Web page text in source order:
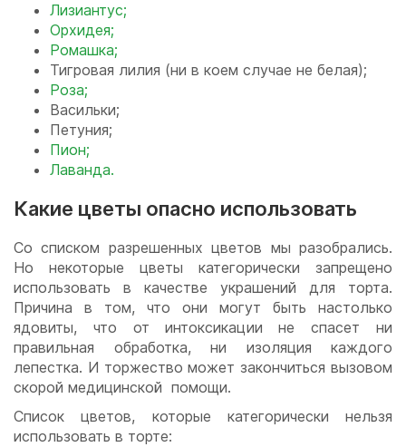
Лизиантус;
Орхидея;
Ромашка;
Тигровая лилия (ни в коем случае не белая);
Роза;
Васильки;
Петуния;
Пион;
Лаванда.
Какие цветы опасно использовать
Со списком разрешенных цветов мы разобрались.
Но некоторые цветы категорически запрещено
использовать в качестве украшений для торта.
Причина в том, что они могут быть настолько
ядовиты, что от интоксикации не спасет ни
правильная обработка, ни изоляция каждого
лепестка. И торжество может закончиться вызовом
скорой медицинской помощи.
Список цветов, которые категорически нельзя
использовать в торте: